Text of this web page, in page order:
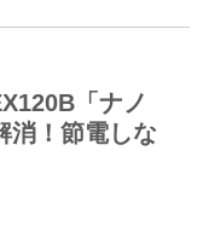
「ナノ
消！節電しな